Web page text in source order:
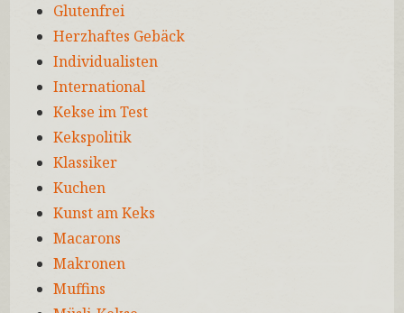
Glutenfrei
Herzhaftes Gebäck
Individualisten
International
Kekse im Test
Kekspolitik
Klassiker
Kuchen
Kunst am Keks
Macarons
Makronen
Muffins